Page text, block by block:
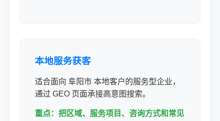
本地服务获客
适合面向 阜阳市 本地客户的服务型企业，
通过 GEO 页面承接高意图搜索。
重点：把区域、服务项目、咨询方式和常见